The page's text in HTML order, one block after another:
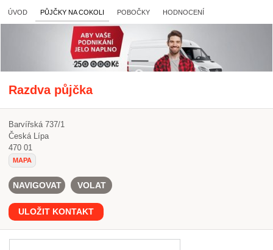
ÚVOD PŮJČKY NA COKOLI POBOČKY HODNOCENÍ
Razdva půjčka
Barvířská 737/1
Česká Lípa
470 01
MAPA
NAVIGOVAT VOLAT
ULOŽIT KONTAKT